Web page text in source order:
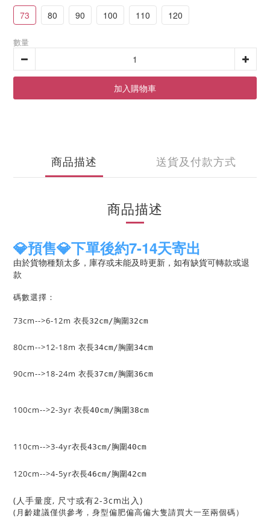
73 80 90 100 110 120
數量
加入購物車
商品描述 送貨及付款方式
商品描述
💎預售💎下單後約7-14天寄出
由於貨物種類太多，庫存或未能及時更新，如有缺貨可轉款或退
款
碼數選擇：
73cm-->6-12m 衣長32cm/胸圍32cm
80cm-->12-18m 衣長34cm/胸圍34cm
90cm-->18-24m 衣長37cm/胸圍36cm
100cm-->2-3yr 衣長40cm/胸圍38cm
110cm-->3-4yr衣長43cm/胸圍40cm
120cm-->4-5yr衣長46cm/胸圍42cm
(人手量度, 尺寸或有2-3cm出入)
(月齡建議僅供參考，身型偏肥偏高偏大隻請買大一至兩個碼）